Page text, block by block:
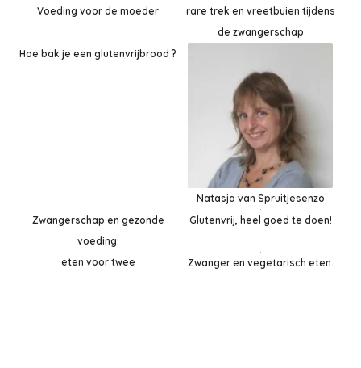
Voeding voor de moeder
rare trek en vreetbuien tijdens
de zwangerschap
Hoe bak je een glutenvrijbrood ?
Natasja van Spruitjesenzo
Zwangerschap en gezonde
voeding.
Glutenvrij, heel goed te doen!
eten voor twee Zwanger en vegetarisch eten.